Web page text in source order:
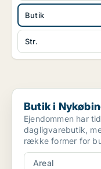
Butik
Str.
Butik i Nykøbing Mors
Butik i
Ejendommen har
dagligvarebutik,
række former for
fitness m.m...
Areal